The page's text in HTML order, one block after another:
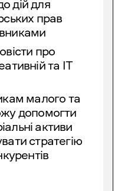
дій для
прав
про
та ІТ
малого та
допомогти
активи
стратегію